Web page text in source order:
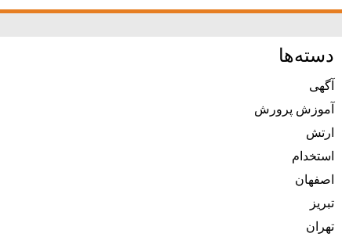
دسته‌ها
آگهی
آموزش پرورش
ارتش
استخدام
اصفهان
تبریز
تهران